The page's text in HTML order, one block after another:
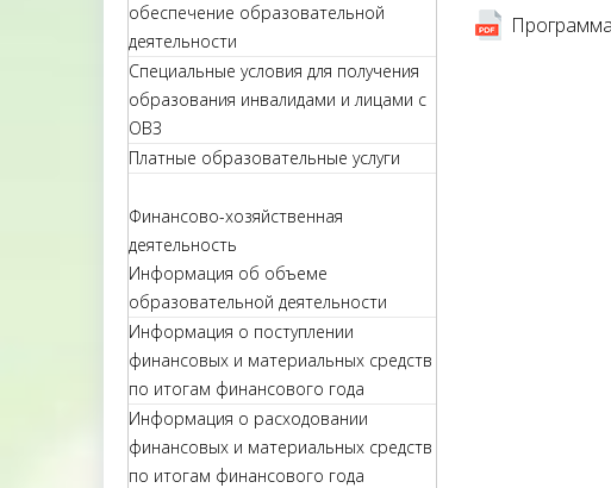
обеспечение образовательной
деятельности
Специальные условия для получения
образования инвалидами и лицами с
ОВЗ
Платные образовательные услуги
Финансово-хозяйственная
деятельность
Информация об объеме
образовательной деятельности
Информация о поступлении
финансовых и материальных средств
по итогам финансового года
Информация о расходовании
финансовых и материальных средств
по итогам финансового года